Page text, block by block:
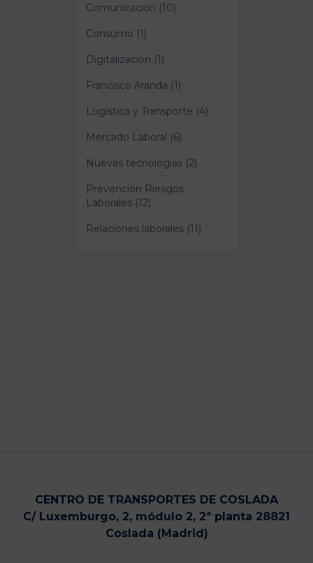
Comunicación (10)
Consumo (1)
Digitalización (1)
Francisco Aranda (1)
Logística y Transporte (4)
Mercado Laboral (6)
Nuevas tecnologías (2)
Prevención Riesgos
Laborales (12)
Relaciones laborales (11)
CENTRO DE TRANSPORTES DE COSLADA
C/ Luxemburgo, 2, módulo 2, 2ª planta 28821
Coslada (Madrid)